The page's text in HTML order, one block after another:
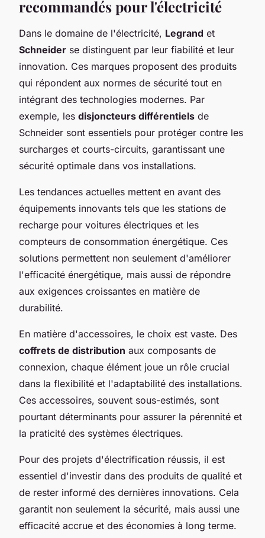
recommandés pour l'électricité
Dans le domaine de l'électricité, Legrand et
Schneider se distinguent par leur fiabilité et leur
innovation. Ces marques proposent des produits
qui répondent aux normes de sécurité tout en
intégrant des technologies modernes. Par
exemple, les disjoncteurs différentiels de
Schneider sont essentiels pour protéger contre les
surcharges et courts-circuits, garantissant une
sécurité optimale dans vos installations.
Les tendances actuelles mettent en avant des
équipements innovants tels que les stations de
recharge pour voitures électriques et les
compteurs de consommation énergétique. Ces
solutions permettent non seulement d'améliorer
l'efficacité énergétique, mais aussi de répondre
aux exigences croissantes en matière de
durabilité.
En matière d'accessoires, le choix est vaste. Des
coffrets de distribution aux composants de
connexion, chaque élément joue un rôle crucial
dans la flexibilité et l'adaptabilité des installations.
Ces accessoires, souvent sous-estimés, sont
pourtant déterminants pour assurer la pérennité et
la praticité des systèmes électriques.
Pour des projets d'électrification réussis, il est
essentiel d'investir dans des produits de qualité et
de rester informé des dernières innovations. Cela
garantit non seulement la sécurité, mais aussi une
efficacité accrue et des économies à long terme.